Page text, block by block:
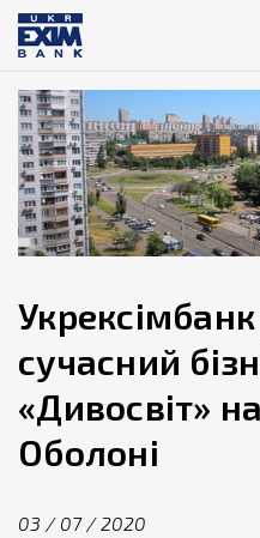
сучасний
«Дивосвіт»
Оболоні
03 / 07 / 2020